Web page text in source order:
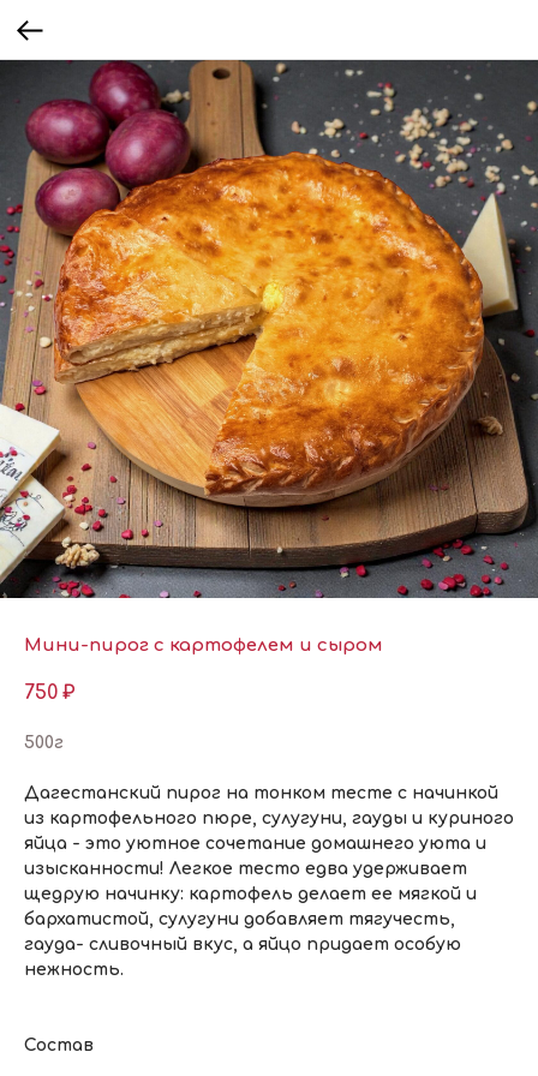
Мини-пирог с картофелем и сыром
750 ₽
500г
Дагестанский пирог на тонком тесте с начинкой
из картофельного пюре, сулугуни, гауды и куриного
яйца - это уютное сочетание домашнего уюта и
изысканности! Легкое тесто едва удерживает
щедрую начинку: картофель делает ее мягкой и
бархатистой, сулугуни добавляет тягучесть,
гауда- сливочный вкус, а яйцо придает особую
нежность.
Состав